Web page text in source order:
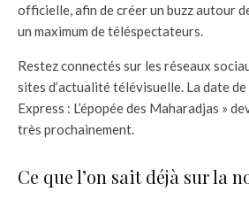
officielle, afin de créer un buzz autour
un maximum de téléspectateurs.
Restez connectés sur les réseaux
sites d’actualité télévisuelle. La date
Express : L’épopée des Maharadjas »
très prochainement.
Ce que l’on sait déjà sur la